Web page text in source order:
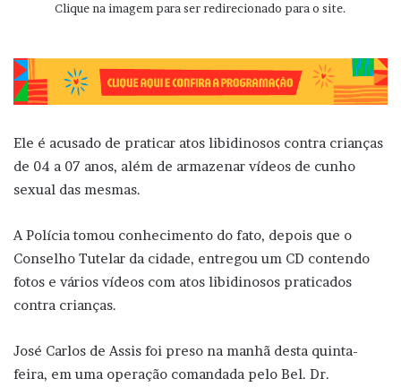
Clique na imagem para ser redirecionado para o site.
Ele é acusado de praticar atos libidinosos contra crianças
de 04 a 07 anos, além de armazenar vídeos de cunho
sexual das mesmas.
A Polícia tomou conhecimento do fato, depois que o
Conselho Tutelar da cidade, entregou um CD contendo
fotos e vários vídeos com atos libidinosos praticados
contra crianças.
José Carlos de Assis foi preso na manhã desta quinta-
feira, em uma operação comandada pelo Bel. Dr.